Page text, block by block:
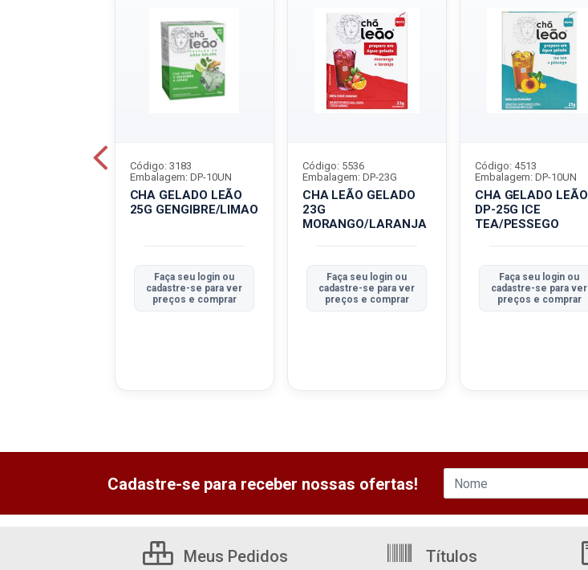
CHA GELADO LEÃO
25G GENGIBRE/LIMAO
Código: 3183
Embalagem: DP-10UN
Faça seu login ou
cadastre-se para ver
preços e comprar
CHA LEÃO GELADO
23G
MORANGO/LARANJA
Código: 5536
Embalagem: DP-23G
Faça seu login ou
cadastre-se para ver
preços e comprar
CHA GELADO LEÃO
DP-25G ICE
TEA/PESSEGO
Código: 4513
Embalagem: DP-10UN
Faça seu login ou
cadastre-se para ver
preços e comprar
Cadastre-se para receber nossas ofertas!
Meus Pedidos Títulos